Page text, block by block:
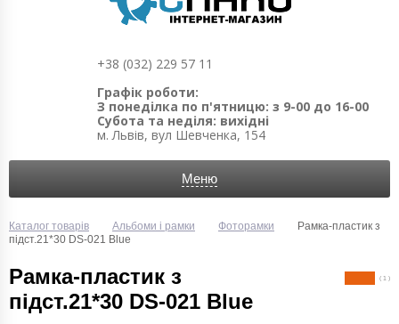
+38 (032) 229 57 11
Графік роботи:
З понеділка по п'ятницю: з 9-00 до 16-00
Субота та неділя: вихідні
м. Львів, вул Шевченка, 154
Меню
Каталог товарів Альбоми і рамки Фоторамки
Рамка-пластик з
підст.21*30 DS-021 Blue
Рамка-пластик з
підст.21*30 DS-021 Blue
( 1 )